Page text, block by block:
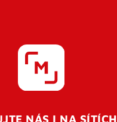
NÁS I NA SÍTÍCH